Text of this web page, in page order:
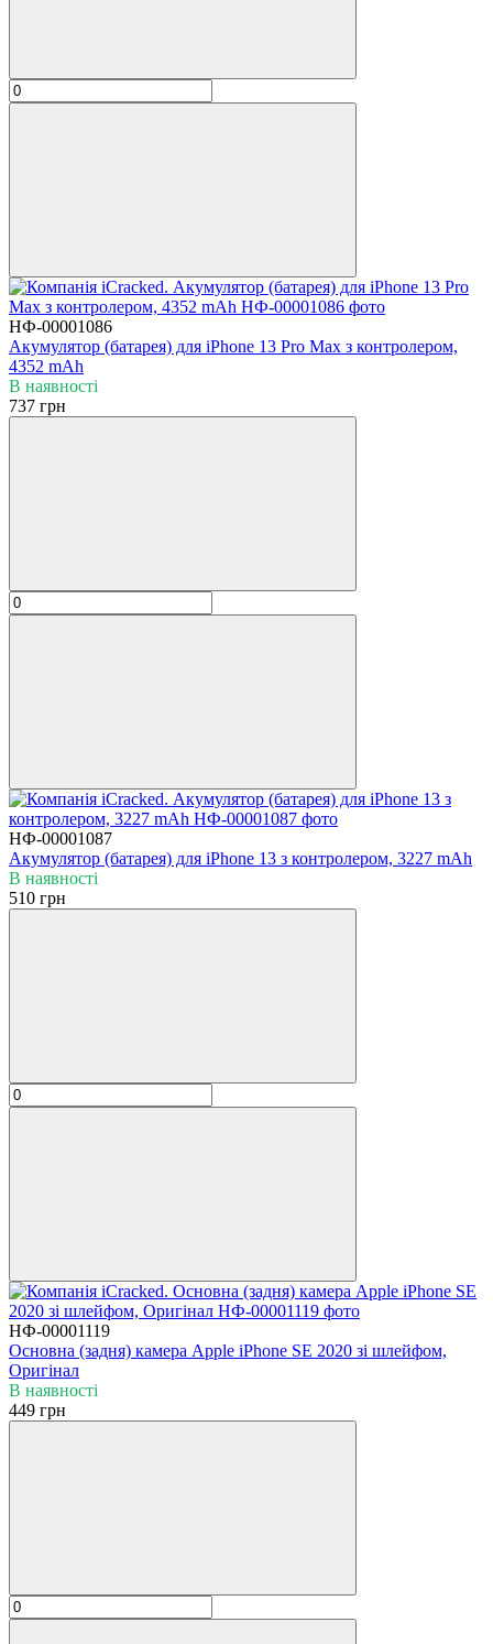
НФ-00001086
Акумулятор (батарея) для iPhone 13 Pro Max з контролером,
4352 mAh
В наявності
737 грн
НФ-00001087
Акумулятор (батарея) для iPhone 13 з контролером, 3227 mAh
В наявності
510 грн
НФ-00001119
Основна (задня) камера Apple iPhone SE 2020 зі шлейфом,
Оригінал
В наявності
449 грн